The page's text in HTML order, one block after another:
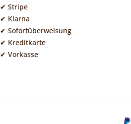
✔ Stripe
✔ Klarna
✔ Sofortüberweisung
✔ Kreditkarte
✔ Vorkasse